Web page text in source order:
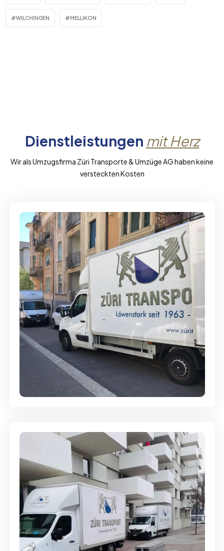
WILCHINGEN MELLIKON
Dienstleistungen mit Herz
Wir als Umzugsfirma Züri Transporte & Umzüge AG haben keine
versteckten Kosten
Full-Service - Für Privatumzüge